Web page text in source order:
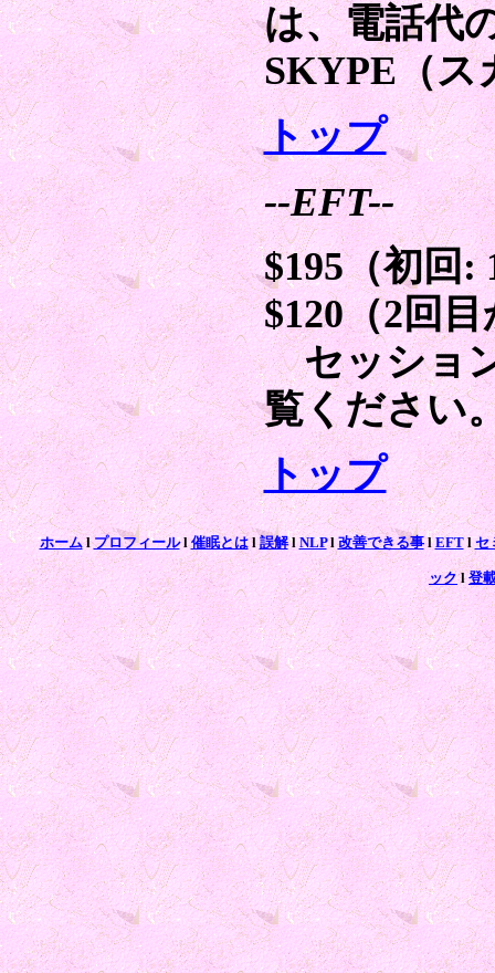
は、電話代
SKYPE（ス
トップ
--EFT--
$195（初回:
$120（2回
セッショ
覧ください
トップ
ホームlプロフィールl催眠とはl誤解lNLPl改善できる事lEFTl セ
ックl登